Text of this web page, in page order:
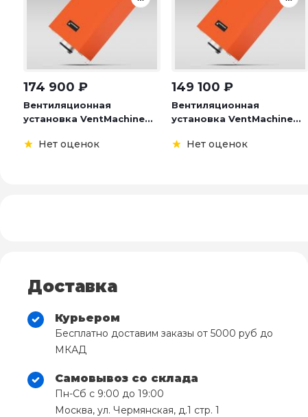
174 900 ₽
Вентиляционная
установка VentMachine...
Нет оценок
149 100 ₽
Вентиляционная
установка VentMachine...
Нет оценок
Доставка
Курьером
Бесплатно доставим заказы от 5000 руб до
МКАД
Самовывоз со склада
Пн-Сб с 9:00 до 19:00
Москва, ул. Чермянская, д.1 стр. 1